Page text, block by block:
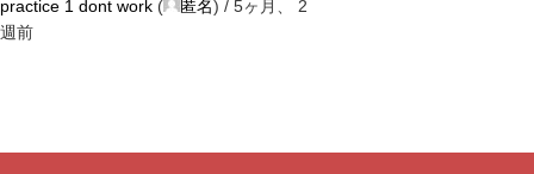
practice 1 dont work ( 匿名) / 5ヶ月、 2
週前